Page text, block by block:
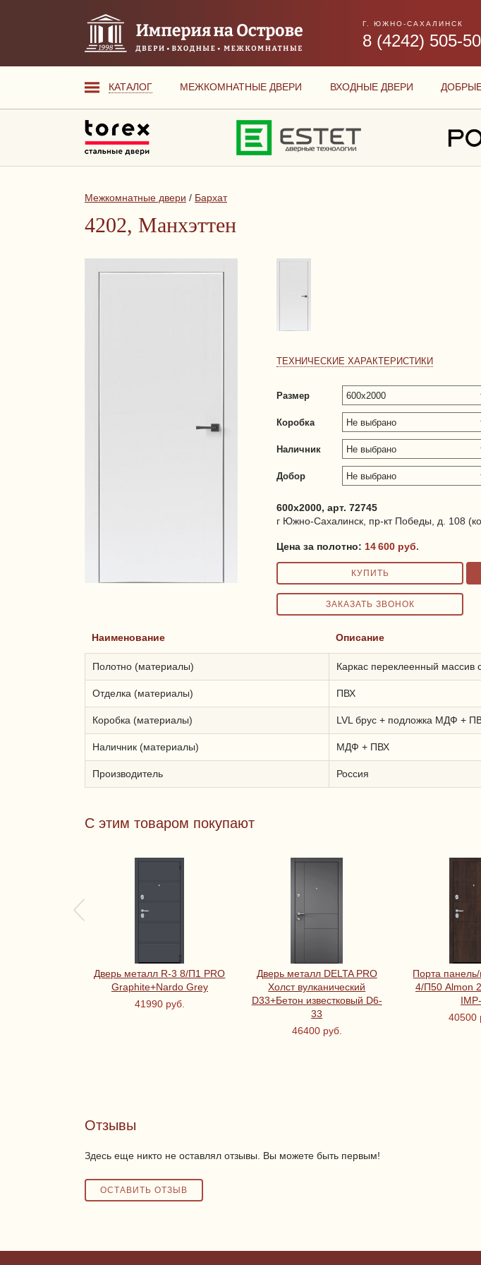
Г. ЮЖНО-САХАЛИНСК
8 (4242) 505-
КАТАЛОГ МЕЖКОМНАТНЫЕ ДВЕРИ ВХОДНЫЕ ДВЕРИ
Межкомнатные двери / Бархат
4202, Манхэттен
ТЕХНИЧЕСКИЕ ХАРАКТЕРИСТИКИ
Размер
Коробка
Наличник
Добор
600x2000, арт. 72745
г Южно-Сахалинск, пр-кт Победы, д. 108
Цена за полотно: 14 600 руб.
Наименование Описание
Полотно (материалы) Каркас переклеенный
Отделка (материалы) ПВХ
Коробка (материалы) LVL брус + подложка МДФ +
Наличник (материалы) МДФ + ПВХ
Производитель Россия
С этим товаром покупают
Дверь металл R-3 8/П1 PRO
Graphite+Nardo Grey
41990 руб.
Дверь металл DELTA PRO
Холст вулканический
D33+Бетон известковый D6-
33
46400 руб.
Порта
4/П50 Almon
40500
Отзывы
Здесь еще никто не оставлял отзывы. Вы можете быть первым!